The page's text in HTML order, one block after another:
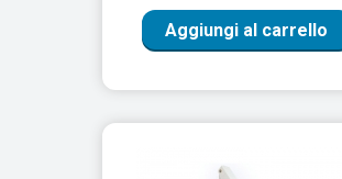
Aggiungi al carrello